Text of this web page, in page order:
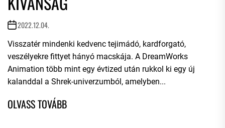
2022.12.04.
Visszatér mindenki kedvenc tejimádó, kardforgató,
veszélyekre fittyet hányó macskája. A DreamWorks
Animation több mint egy évtized után rukkol ki egy új
kalanddal a Shrek-univerzumból, amelyben...